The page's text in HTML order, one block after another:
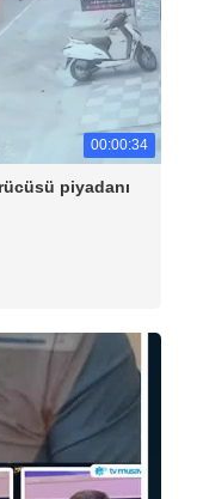
00:00:34
piyadanı